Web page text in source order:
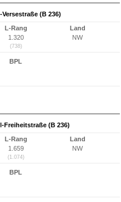
(B 236)
L-Rang
1.320
(738)
Land
NW
BPL
Freiheitstraße (B 236)
L-Rang
1.659
(1.074)
Land
NW
BPL